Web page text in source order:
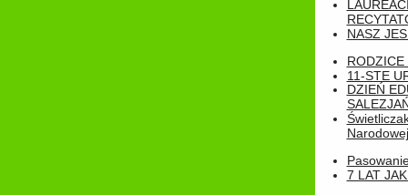
NASZ
RODZICE
11-STE
DZIEŃ
Narodowej
7 LAT